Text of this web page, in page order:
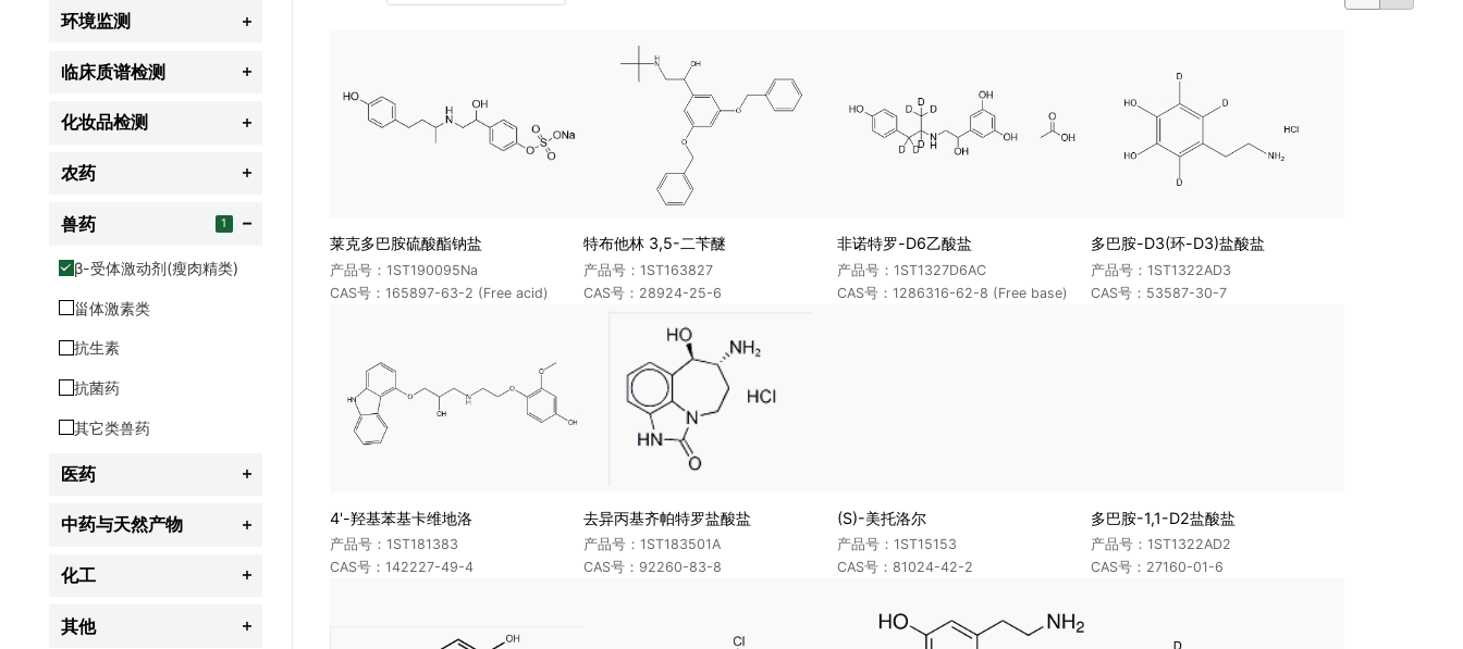
农残
食品营养及功能成分
食品非法添加剂
保健品及功能性食品
环境监测 
全氟化合物(PFCs)
挥发性有机物(VOCs)
半挥发性有机物(SVOCs)
药品及个人护理品(PPCPS)
其它环境污染物
临床质谱检测 
脂质组学
胆汁酸类
类固醇类激素
新生儿筛查类
维生素类
儿茶酚胺类
治疗药物(TDM)监测
法医与毒物
化妆品检测 
禁用组分
农药 
杀虫剂
除草剂
杀菌剂
杀螨剂
杀鼠剂
植物生长调节剂
兽药 1 
β-受体激动剂(瘦肉精类)
甾体激素类
抗生素
抗菌药
其它类兽药
医药 
心血管系统药物
合成抗菌药
中药与天然产物 
生物碱类
化工 
工业用香精及香料
其他 
莱克多巴胺硫酸酯钠盐
产品号：1ST190095Na
CAS号：165897-63-2 (Free acid)
特布他林 3,5-二苄醚
产品号：1ST163827
CAS号：28924-25-6
非诺特罗-D6乙酸盐
产品号：1ST1327D6AC
CAS号：1286316-62-8 (Free base)
多巴胺-D3(环-D3)盐酸盐
产品号：1ST1322AD3
CAS号：53587-30-7
4'-羟基苯基卡维地洛
产品号：1ST181383
CAS号：142227-49-4
去异丙基齐帕特罗盐酸盐
产品号：1ST183501A
CAS号：92260-83-8
(S)-美托洛尔
产品号：1ST15153
CAS号：81024-42-2
多巴胺-1,1-D2盐酸盐
产品号：1ST1322AD2
CAS号：27160-01-6